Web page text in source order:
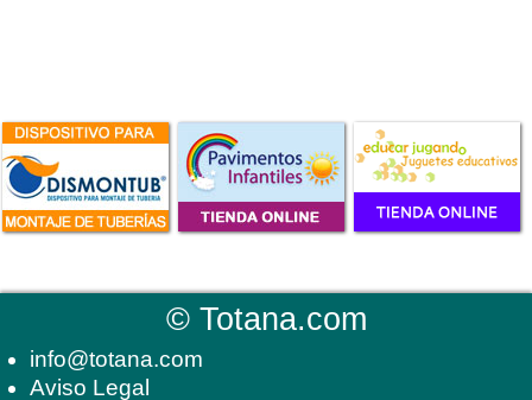
©Totana.com
info@totana.com
Aviso Legal